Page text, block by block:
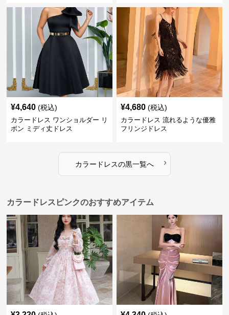
¥4,640 (税込)
カラードレス ワンショルダー リ
ボン ミディ丈ドレス
¥4,680 (税込)
カラードレス 流れるような優雅
フリンジドレス
カラードレスの黒一覧へ ›
カラードレスピンクのおすすめアイテム